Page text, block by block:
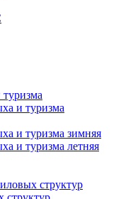
и туризма
и туризма зимняя
и туризма летняя
структур